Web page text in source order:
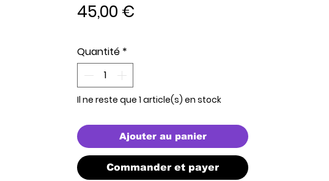
45,00 €
Quantité *
Il ne reste que 1 article(s) en stock
Ajouter au panier
Commander et payer